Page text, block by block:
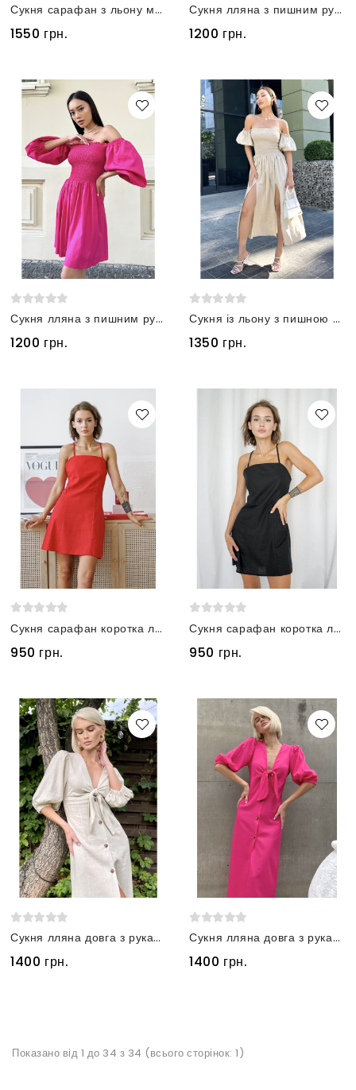
Сукня сарафан з льону малиновий
1550 грн.
Сукня лляна з пишним рукавом бежева
1200 грн.
Сукня лляна з пишним рукавом малинова
1200 грн.
Сукня із льону з пишною спідніцею з розрізами бежева
1350 грн.
Сукня сарафан коротка лляна червона
950 грн.
Сукня сарафан коротка лляна чорна
950 грн.
Сукня лляна довга з рукавами-ліхтариками бежева
1400 грн.
Сукня лляна довга з рукавами-ліхтариками малинова
1400 грн.
Показано від 1 до 34 з 34 (всього сторінок: 1)